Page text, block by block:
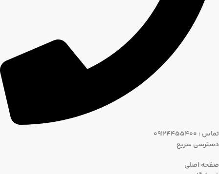
تماس : 09124455400
دسترسی سریع
صفحه اصلی